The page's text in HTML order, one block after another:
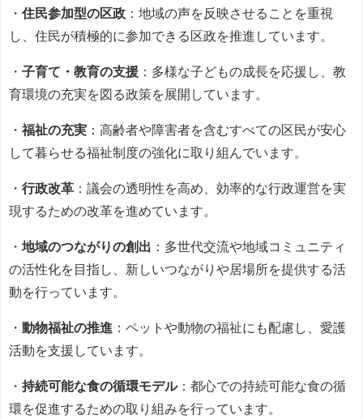
・ 住民参加型の区政 ：地域の声を反映させることを重視
し、住民が積極的に参加できる区政を推進しています。
・ 子育て・教育の支援 ：多様な子どもの成長を応援し、教
育環境の充実を図る政策を展開しています。
・ 福祉の充実 ：高齢者や障害者を含むすべての区民が安心
して暮らせる福祉制度の強化に取り組んでいます。
・ 行政改革 ：議会の透明性を高め、効率的な行政運営を実
現するための改革を進めています。
・ 地域のつながりの創出 ：多世代交流や地域コミュニティ
の活性化を目指し、新しいつながりや居場所を提供する活
動を行っています。
・ 動物福祉の推進 ：ペットや動物の福祉にも配慮し、愛護
活動を支援しています。
・ 持続可能な食の循環モデル：都心での持続可能な食の循
環を促進するための取り組みを行っています。